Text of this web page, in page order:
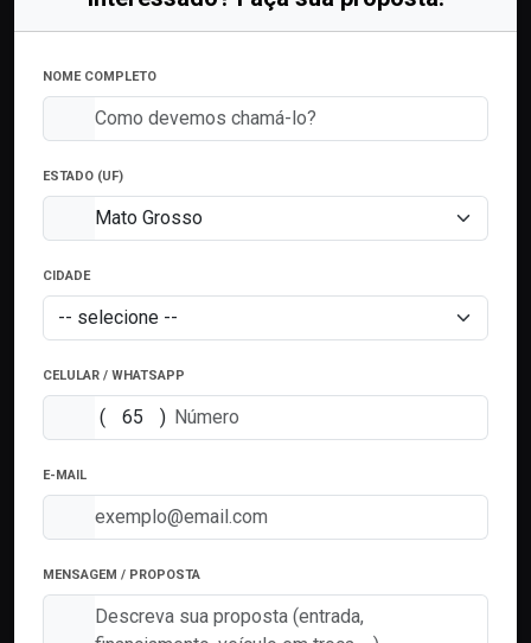
NOME COMPLETO
ESTADO (UF)
CIDADE
CELULAR / WHATSAPP
( )
E-MAIL
MENSAGEM / PROPOSTA